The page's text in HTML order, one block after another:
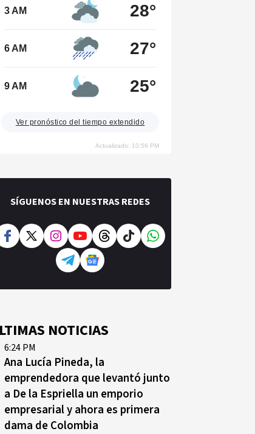
3 AM 28°
6 AM 27°
9 AM 25°
Ver pronóstico del tiempo extendido
Actualizado: 10:56 PM
SÍGUENOS EN NUESTRAS REDES
NOTICIAS
6:24 PM
Ana Lucía Pineda, la
emprendedora que levantó junto
a De la Espriella un emporio
empresarial y ahora es primera
dama de Colombia